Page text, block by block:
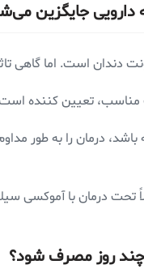
دارویی جایگزین
است. اما گاهی
مناسب، تعیین کننده
درمان را به طور
تحت درمان با آموکسی
روز مصرف شود؟